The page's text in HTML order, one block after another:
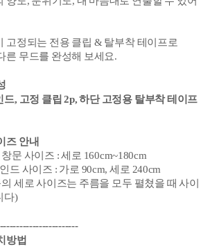
고정되는 전용 클립 & 탈부착 테이프 로
른 무드를 완성해 보세요.
드, 고정 클립 2p, 하단 고정용 탈부착 테이프
즈 안내
문 사이즈 :세로 160cm~180cm
드 사이즈 : 가로 90cm, 세로 240cm
세로 사이즈는 주름을 모두 펼쳤을 때 사이
다)
방법